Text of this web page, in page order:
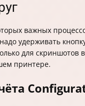
важных
удерживать
для скриншотов
принтере.